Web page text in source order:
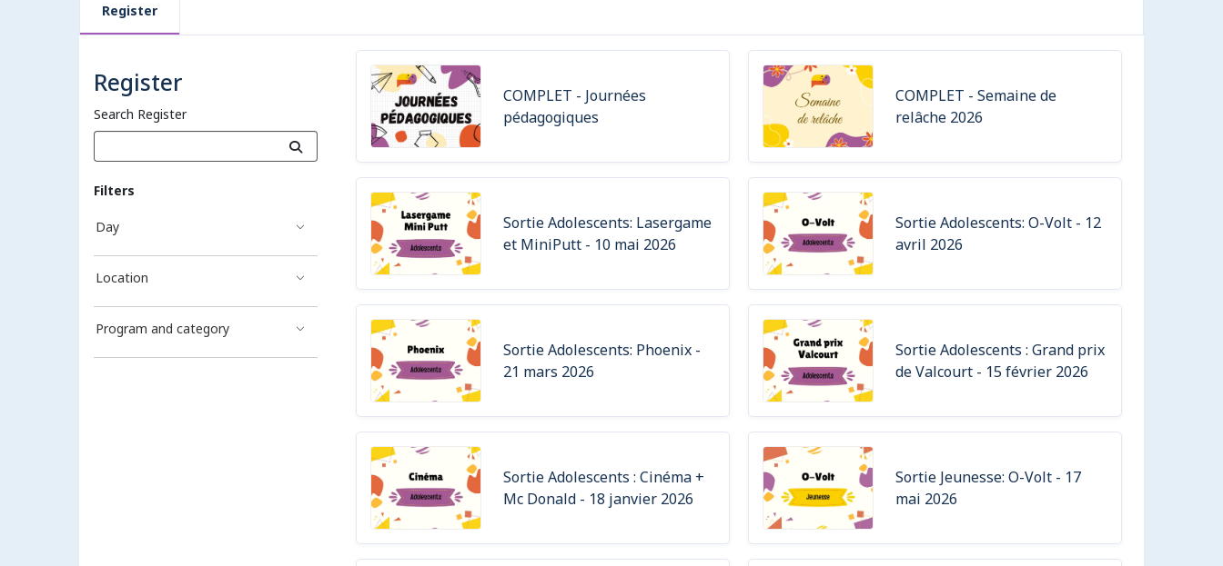
Register
Register
Search Register
Filters
Day
Location
Program and category
COMPLET - Journées
pédagogiques
COMPLET - Semaine de
relâche 2026
Sortie Adolescents: Lasergame
et MiniPutt - 10 mai 2026
Sortie Adolescents: O-Volt - 12
avril 2026
Sortie Adolescents: Phoenix -
21 mars 2026
Sortie Adolescents : Grand prix
de Valcourt - 15 février 2026
Sortie Adolescents : Cinéma +
Mc Donald - 18 janvier 2026
Sortie Jeunesse: O-Volt - 17
mai 2026